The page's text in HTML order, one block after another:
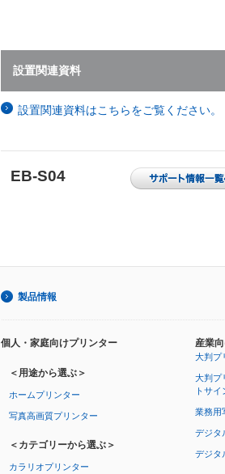
設置関連資料
設置関連資料はこちらをご覧ください。
EB-S04
製品情報
個人・家庭向けプリンター
＜用途から選ぶ＞
ホームプリンター
写真高画質プリンター
＜カテゴリーから選ぶ＞
カラリオプリンター
産業
大判プ
大判プ
トサイ
業務用
デジタ
デジタ